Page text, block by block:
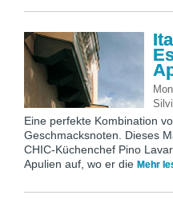
Eine perfekte Kombination
Geschmacksnoten. Dieses
CHIC-Küchenchef Pino
Apulien auf, wo er die Mehr